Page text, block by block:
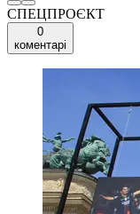
СПЕЦПРОЄКТ
0
коментарі